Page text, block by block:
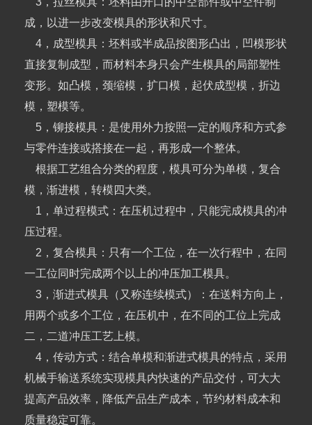
成，以进一步改变模具的形状和尺寸。
4，成型模具：坯料或半成品按图形凸出，凹模形状
直接复制成型，而材料本身只会产生模具的局部塑性
变形。如凸模，颈缩模，扩口模，起伏成型模，折边
模，塑模等。
5，铆接模具：是使用外力按照一定的顺序和方式参
与零件连接或搭接在一起，再形成一个整体。
根据工艺组合分类的程度，模具可分为单模，复合
模，渐进模，转模四大类。
1，单过程模式：在压机过程中，只能完成模具的冲
压过程。
2，复合模具：只有一个工位，在一次行程中，在同
一工位同时完成两个以上的冲压加工模具。
3，渐进式模具（又称连续模式）：在送料方向上，
用两个或多个工位，在压机中，在不同的工位上完成
二，二道冲压工艺上模。
4，传动方式：结合单模和渐进式模具的特点，采用
机械手输送系统实现模具内快速的产品交付，可大大
提高产品效率，降低产品生产成本，节约材料成本和
质量稳定可靠。